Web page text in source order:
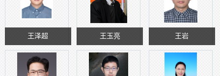
王泽超 王玉亮 王岩